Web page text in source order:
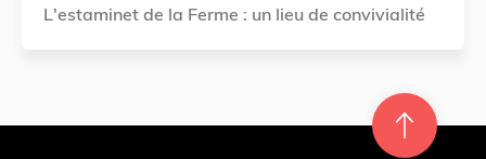
L'estaminet de la Ferme : un lieu de convivialité
Re
m
on
e
en hau